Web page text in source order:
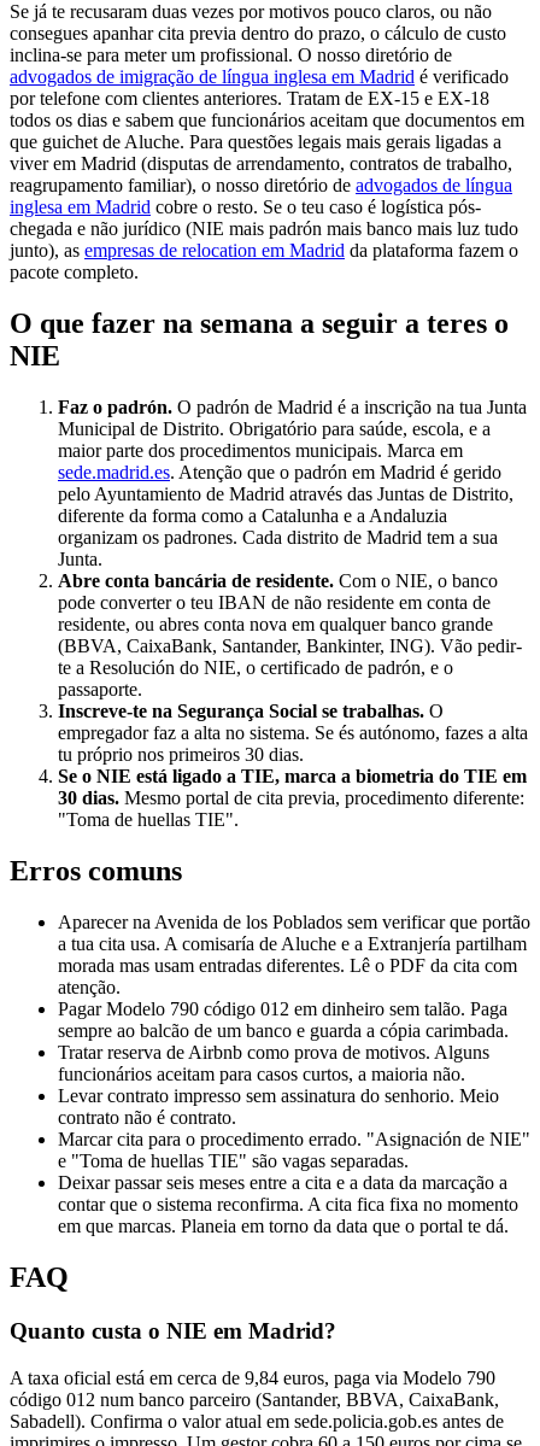
Se já te recusaram duas vezes por motivos pouco claros, ou não
consegues apanhar cita previa dentro do prazo, o cálculo de custo
inclina-se para meter um profissional. O nosso diretório de
advogados de imigração de língua inglesa em Madrid é verificado
por telefone com clientes anteriores. Tratam de EX-15 e EX-18
todos os dias e sabem que funcionários aceitam que documentos em
que guichet de Aluche. Para questões legais mais gerais ligadas a
viver em Madrid (disputas de arrendamento, contratos de trabalho,
reagrupamento familiar), o nosso diretório de advogados de língua
inglesa em Madrid cobre o resto. Se o teu caso é logística pós-
chegada e não jurídico (NIE mais padrón mais banco mais luz tudo
junto), as empresas de relocation em Madrid da plataforma fazem o
pacote completo.
O que fazer na semana a seguir a teres o
NIE
Faz o padrón. O padrón de Madrid é a inscrição na tua Junta
Municipal de Distrito. Obrigatório para saúde, escola, e a
maior parte dos procedimentos municipais. Marca em
sede.madrid.es. Atenção que o padrón em Madrid é gerido
pelo Ayuntamiento de Madrid através das Juntas de Distrito,
diferente da forma como a Catalunha e a Andaluzia
organizam os padrones. Cada distrito de Madrid tem a sua
Junta.
Abre conta bancária de residente. Com o NIE, o banco
pode converter o teu IBAN de não residente em conta de
residente, ou abres conta nova em qualquer banco grande
(BBVA, CaixaBank, Santander, Bankinter, ING). Vão pedir-
te a Resolución do NIE, o certificado de padrón, e o
passaporte.
Inscreve-te na Segurança Social se trabalhas. O
empregador faz a alta no sistema. Se és autónomo, fazes a alta
tu próprio nos primeiros 30 dias.
Se o NIE está ligado a TIE, marca a biometria do TIE em
30 dias. Mesmo portal de cita previa, procedimento diferente:
"Toma de huellas TIE".
Erros comuns
Aparecer na Avenida de los Poblados sem verificar que portão
a tua cita usa. A comisaría de Aluche e a Extranjería partilham
morada mas usam entradas diferentes. Lê o PDF da cita com
atenção.
Pagar Modelo 790 código 012 em dinheiro sem talão. Paga
sempre ao balcão de um banco e guarda a cópia carimbada.
Tratar reserva de Airbnb como prova de motivos. Alguns
funcionários aceitam para casos curtos, a maioria não.
Levar contrato impresso sem assinatura do senhorio. Meio
contrato não é contrato.
Marcar cita para o procedimento errado. "Asignación de NIE"
e "Toma de huellas TIE" são vagas separadas.
Deixar passar seis meses entre a cita e a data da marcação a
contar que o sistema reconfirma. A cita fica fixa no momento
em que marcas. Planeia em torno da data que o portal te dá.
FAQ
Quanto custa o NIE em Madrid?
A taxa oficial está em cerca de 9,84 euros, paga via Modelo 790
código 012 num banco parceiro (Santander, BBVA, CaixaBank,
Sabadell). Confirma o valor atual em sede.policia.gob.es antes de